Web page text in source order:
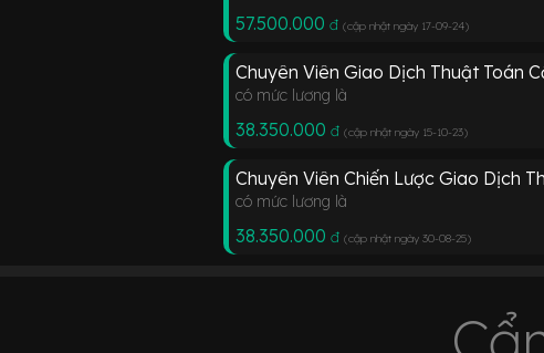
57.500.000 đ (cập nhật ngày 17-09-24)
Chuyên Viên Giao Dịch Thuật Toán
có mức lương là
38.350.000 đ (cập nhật ngày 15-10-23)
Chuyên Viên Chiến Lược Giao Dịch
có mức lương là
38.350.000 đ (cập nhật ngày 30-08-25)